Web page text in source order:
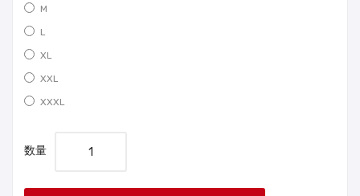
M
L
XL
XXL
XXXL
数量